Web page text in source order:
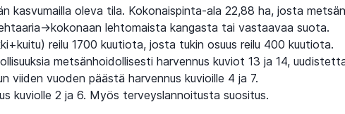
kasvumailla oleva tila. Kokonaispinta-ala 22,88 ha, josta metsän
>kokonaan lehtomaista kangasta tai vastaavaa suota.
reilu 1700 kuutiota, josta tukin osuus reilu 400 kuutiota.
metsänhoidollisesti harvennus kuviot 13 ja 14,
viiden vuoden päästä harvennus kuvioille 4 ja 7.
kuviolle 2 ja 6. Myös terveyslannoitusta suositus.